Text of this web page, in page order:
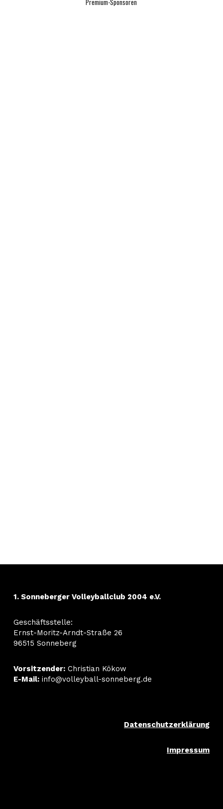
Premium-Sponsoren
1. Sonneberger Volleyballclub 2004 e.V.
Geschäftsstelle:
Ernst-Moritz-Arndt-Straße 26
96515 Sonneberg
Vorsitzender:Christian Kökow
E-Mail:info@volleyball-sonneberg.de
Datenschutzerklärung
Impressum